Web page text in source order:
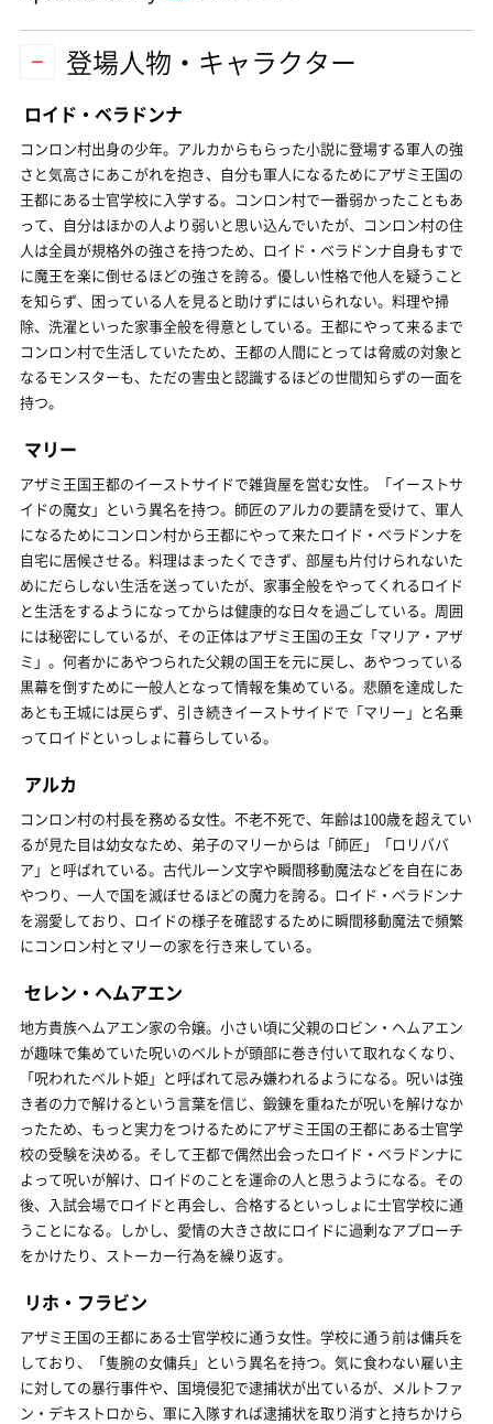
登場人物・キャラクター
ロイド・ベラドンナ
コンロン村出身の少年。アルカからもらった小説に登場する軍人の強
さと気高さにあこがれを抱き、自分も軍人になるためにアザミ王国の
王都にある士官学校に入学する。コンロン村で一番弱かったこともあ
って、自分はほかの人より弱いと思い込んでいたが、コンロン村の住
人は全員が規格外の強さを持つため、ロイド・ベラドンナ自身もすで
に魔王を楽に倒せるほどの強さを誇る。優しい性格で他人を疑うこと
を知らず、困っている人を見ると助けずにはいられない。料理や掃
除、洗濯といった家事全般を得意としている。王都にやって来るまで
コンロン村で生活していたため、王都の人間にとっては脅威の対象と
なるモンスターも、ただの害虫と認識するほどの世間知らずの一面を
持つ。
マリー
アザミ王国王都のイーストサイドで雑貨屋を営む女性。「イーストサ
イドの魔女」という異名を持つ。師匠のアルカの要請を受けて、軍人
になるためにコンロン村から王都にやって来たロイド・ベラドンナを
自宅に居候させる。料理はまったくできず、部屋も片付けられないた
めにだらしない生活を送っていたが、家事全般をやってくれるロイド
と生活をするようになってからは健康的な日々を過ごしている。周囲
には秘密にしているが、その正体はアザミ王国の王女「マリア・アザ
ミ」。何者かにあやつられた父親の国王を元に戻し、あやつっている
黒幕を倒すために一般人となって情報を集めている。悲願を達成した
あとも王城には戻らず、引き続きイーストサイドで「マリー」と名乗
ってロイドといっしょに暮らしている。
アルカ
コンロン村の村長を務める女性。不老不死で、年齢は100歳を超えてい
るが見た目は幼女なため、弟子のマリーからは「師匠」「ロリババ
ア」と呼ばれている。古代ルーン文字や瞬間移動魔法などを自在にあ
やつり、一人で国を滅ぼせるほどの魔力を誇る。ロイド・ベラドンナ
を溺愛しており、ロイドの様子を確認するために瞬間移動魔法で頻繁
にコンロン村とマリーの家を行き来している。
セレン・ヘムアエン
地方貴族ヘムアエン家の令嬢。小さい頃に父親のロビン・ヘムアエン
が趣味で集めていた呪いのベルトが頭部に巻き付いて取れなくなり、
「呪われたベルト姫」と呼ばれて忌み嫌われるようになる。呪いは強
き者の力で解けるという言葉を信じ、鍛錬を重ねたが呪いを解けなか
ったため、もっと実力をつけるためにアザミ王国の王都にある士官学
校の受験を決める。そして王都で偶然出会ったロイド・ベラドンナに
よって呪いが解け、ロイドのことを運命の人と思うようになる。その
後、入試会場でロイドと再会し、合格するといっしょに士官学校に通
うことになる。しかし、愛情の大きさ故にロイドに過剰なアプローチ
をかけたり、ストーカー行為を繰り返す。
リホ・フラビン
アザミ王国の王都にある士官学校に通う女性。学校に通う前は傭兵を
しており、「隻腕の女傭兵」という異名を持つ。気に食わない雇い主
に対しての暴行事件や、国境侵犯で逮捕状が出ているが、メルトファ
ン・デキストロから、軍に入隊すれば逮捕状を取り消すと持ちかけら